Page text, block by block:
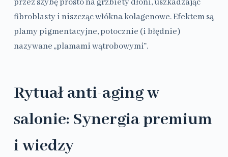
przez szybę prosto na grzbiety dłoni, uszkadzając
fibroblasty i niszcząc włókna kolagenowe. Efektem są
plamy pigmentacyjne, potocznie (i błędnie)
nazywane „plamami wątrobowymi”.
Rytuał anti-aging w
salonie: Synergia premium
i wiedzy